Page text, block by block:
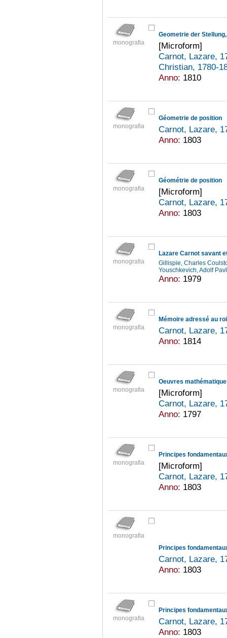
monografia
[Microform]
Carnot, Lazare,
Christian, 1780-
Anno: 1810
monografia
Géometrie de position
Carnot, Lazare,
Anno: 1803
monografia
Géométrie de position
[Microform]
Carnot, Lazare,
Anno: 1803
monografia
Gillispie, Charles
Youschkevich, Adolf
Anno: 1979
monografia
Mémoire adressé au
Carnot, Lazare,
Anno: 1814
monografia
Oeuvres
[Microform]
Carnot, Lazare,
Anno: 1797
monografia
Principes
[Microform]
Carnot, Lazare,
Anno: 1803
monografia
Principes
Carnot, Lazare,
Anno: 1803
monografia
Principes
Carnot, Lazare,
Anno: 1803